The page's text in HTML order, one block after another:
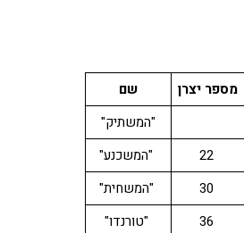
מספר יצרן
שם
"המשתיק"
22
"המשכנע"
30
"המשחית"
"טורנדו"